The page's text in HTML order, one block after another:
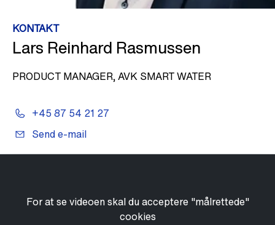
KONTAKT
Lars Reinhard Rasmussen
PRODUCT MANAGER, AVK SMART WATER
+45 87 54 21 27
Send e-mail
For at se videoen skal du acceptere "målrettede"
cookies